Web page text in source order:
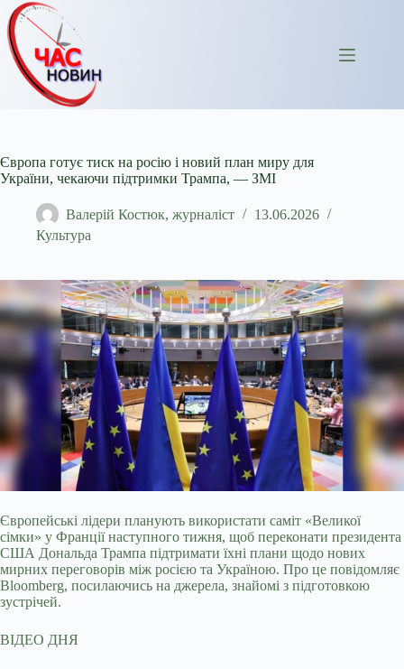
Перейти
до
вмісту
Європа готує тиск на росію і новий план миру для
України, чекаючи підтримки Трампа, — ЗМІ
Валерій Костюк, журналіст
13.06.2026
Культура
Європейські лідери планують використати саміт «Великої
сімки» у Франції наступного тижня, щоб переконати президента
США Дональда Трампа підтримати їхні плани щодо нових
мирних переговорів між росією та Україною. Про це повідомляє
Bloomberg, посилаючись на джерела, знайомі з підготовкою
зустрічей.
ВІДЕО ДНЯ